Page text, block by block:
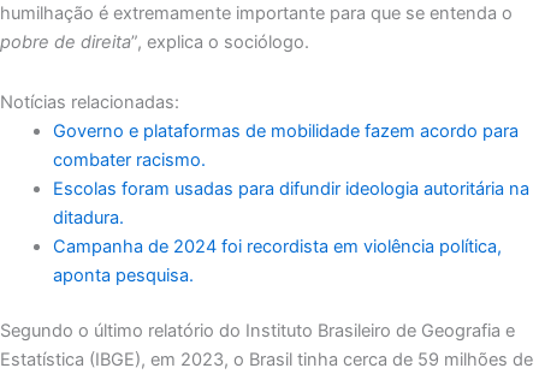
humilhação é extremamente importante para que se entenda o
pobre de direita”, explica o sociólogo.
Notícias relacionadas:
Governo e plataformas de mobilidade fazem acordo para
combater racismo.
Escolas foram usadas para difundir ideologia autoritária na
ditadura.
Campanha de 2024 foi recordista em violência política,
aponta pesquisa.
Segundo o último relatório do Instituto Brasileiro de Geografia e
Estatística (IBGE), em 2023, o Brasil tinha cerca de 59 milhões de